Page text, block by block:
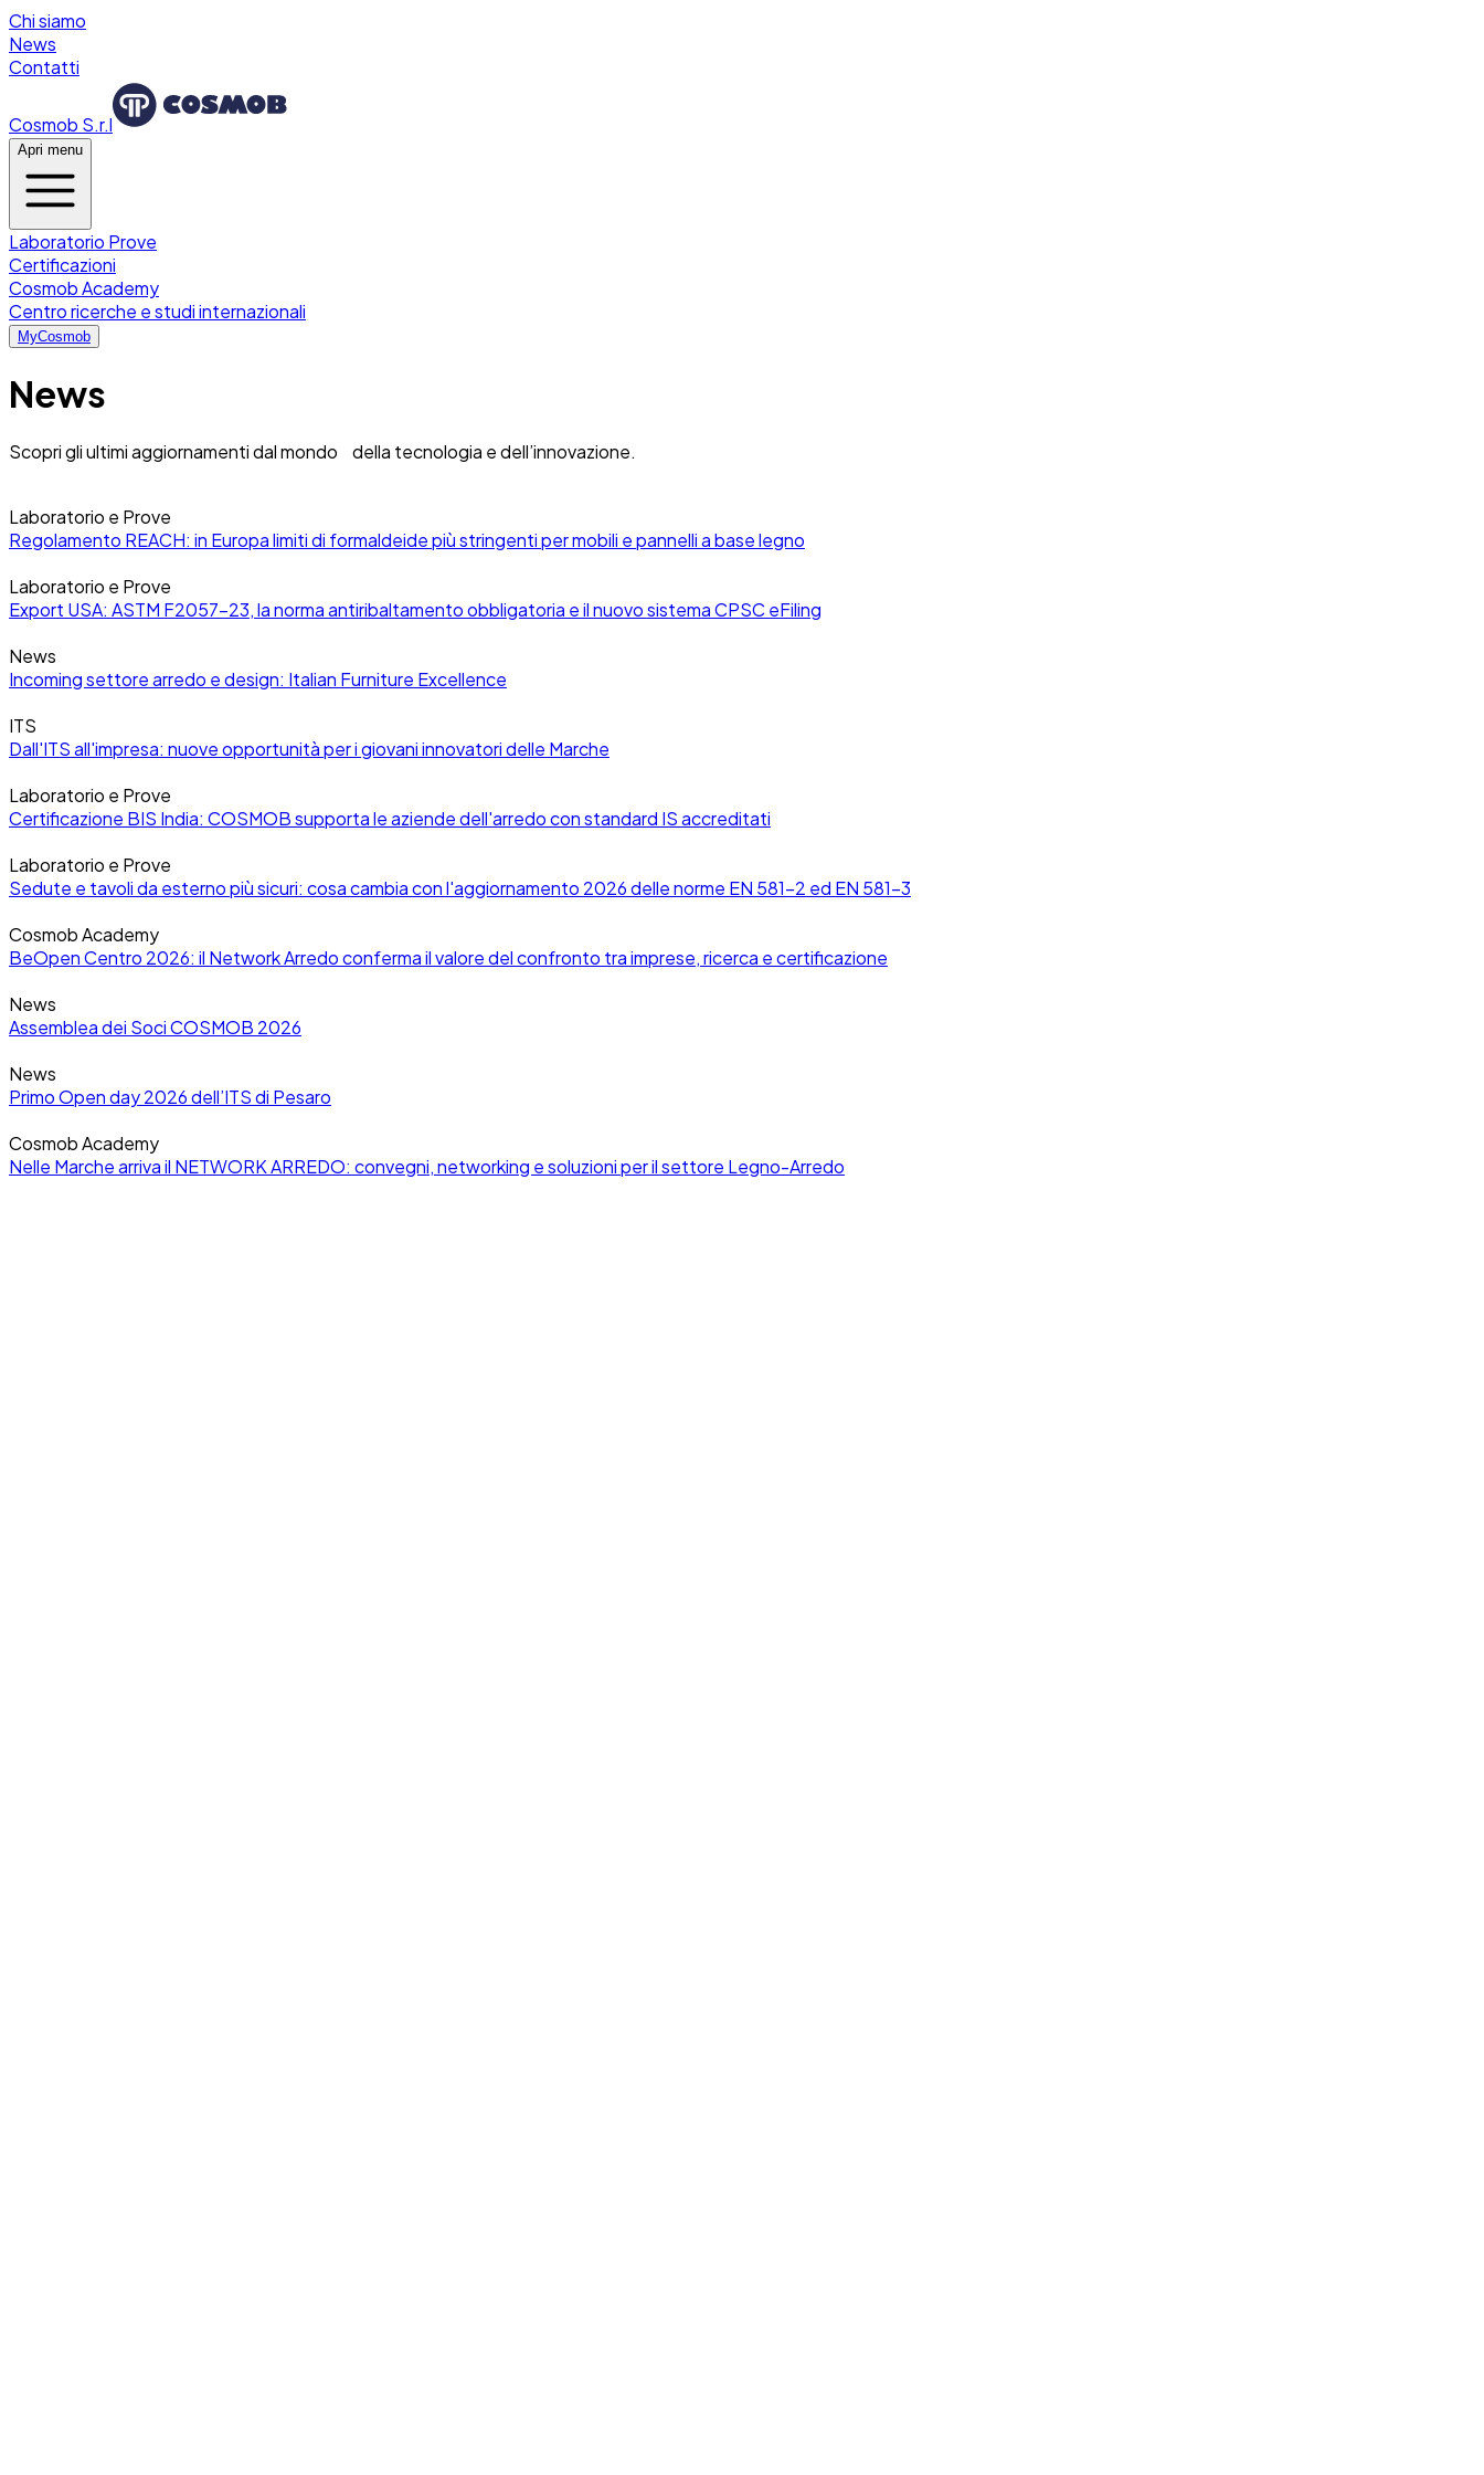
Chi siamo
News
Contatti
Cosmob S.r.l
Apri menu
Laboratorio Prove
Certificazioni
Cosmob Academy
Centro ricerche e studi internazionali
MyCosmob
News
Scopri gli ultimi aggiornamenti dal mondo della tecnologia e dell’innovazione.
Laboratorio e Prove
Regolamento REACH: in Europa limiti di formaldeide più stringenti per mobili e pannelli a base legno
Laboratorio e Prove
Export USA: ASTM F2057-23, la norma antiribaltamento obbligatoria e il nuovo sistema CPSC eFiling
News
Incoming settore arredo e design: Italian Furniture Excellence
ITS
Dall'ITS all'impresa: nuove opportunità per i giovani innovatori delle Marche
Laboratorio e Prove
Certificazione BIS India: COSMOB supporta le aziende dell'arredo con standard IS accreditati
Laboratorio e Prove
Sedute e tavoli da esterno più sicuri: cosa cambia con l'aggiornamento 2026 delle norme EN 581-2 ed EN 581-3
Cosmob Academy
BeOpen Centro 2026: il Network Arredo conferma il valore del confronto tra imprese, ricerca e certificazione
News
Assemblea dei Soci COSMOB 2026
News
Primo Open day 2026 dell’ITS di Pesaro
Cosmob Academy
Nelle Marche arriva il NETWORK ARREDO: convegni, networking e soluzioni per il settore Legno-Arredo